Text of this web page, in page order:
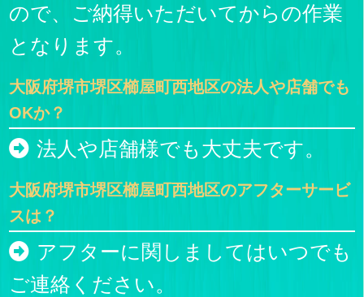
ので、ご納得いただいてからの作業
となります。
大阪府堺市堺区櫛屋町西地区の法人や店舗でも
OKか？
法人や店舗様でも大丈夫です。
大阪府堺市堺区櫛屋町西地区のアフターサービ
スは？
アフターに関しましてはいつでも
ご連絡ください。